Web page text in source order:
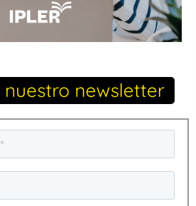
newsletter